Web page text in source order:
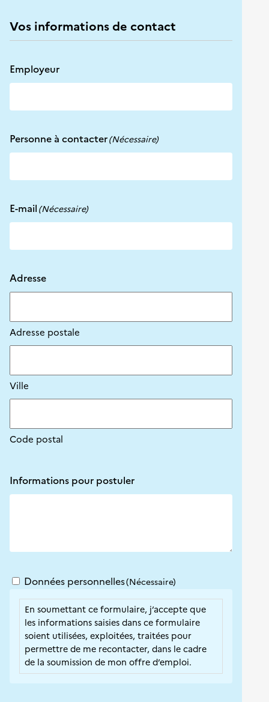
Vos informations de contact
Employeur
Personne à contacter(Nécessaire)
E-mail(Nécessaire)
Adresse
Adresse postale
Ville
Code postal
Informations pour postuler
RGPD(Nécessaire)
Données personnelles(Nécessaire)
En soumettant ce formulaire, j’accepte que
les informations saisies dans ce formulaire
soient utilisées, exploitées, traitées pour
permettre de me recontacter, dans le cadre
de la soumission de mon offre d’emploi.